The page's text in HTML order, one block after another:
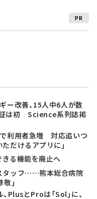
PR
ー改善、15人中6人が数
は初 Science系列誌掲
で利用者急増 対応追いつ
だけるアプリに」
る機能を廃止へ
タッフ……熊本総合病院
」
PlusとProは「Sol」に、